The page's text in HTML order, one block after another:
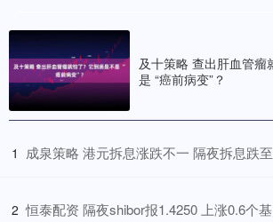
及十策略 查出肝血管瘤
是 “癌前病变”？
1 成泉策略 港元拆息涨跌不一 隔夜拆息跌
2 恒泰配资 隔夜shibor报1.4250 上涨0.6个